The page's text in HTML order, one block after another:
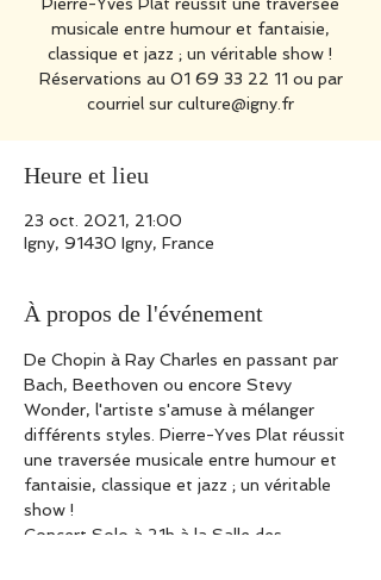
musicale entre humour et fantaisie,
classique et jazz ; un véritable show !
Réservations au 01 69 33 22 11 ou par
courriel sur culture@igny.fr
Heure et lieu
23 oct. 2021, 21:00
Igny, 91430 Igny, France
À propos de l'événement
De Chopin à Ray Charles en passant par
Bach, Beethoven ou encore Stevy
Wonder, l'artiste s'amuse à mélanger
différents styles. Pierre-Yves Plat réussit
une traversée musicale entre humour et
fantaisie, classique et jazz ; un véritable
show !
Concert Solo à 21h à la Salle des